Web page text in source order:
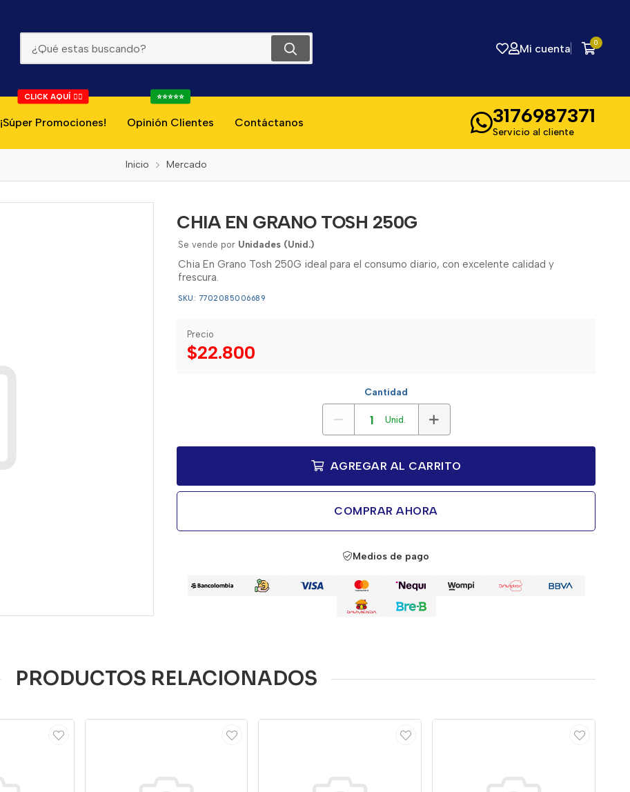
Mi cuenta 0
¡Súper Promociones!
CLICK AQUÍ 👇🏻
Opinión Clientes
⭐⭐⭐⭐⭐
Contáctanos 3176987371
Servicio al cliente
Inicio Mercado
CHIA EN GRANO TOSH 250G
Se vende por Unidades (Unid.)
Chia En Grano Tosh 250G ideal para el consumo diario, con excelente calidad y
frescura.
SKU: 7702085006689
Precio
$22.800
Cantidad
Unid.
AGREGAR AL CARRITO
COMPRAR AHORA
Medios de pago
PRODUCTOS RELACIONADOS